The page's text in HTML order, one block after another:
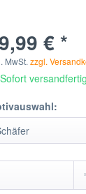
€ *
MwSt.zzgl.
Sofort